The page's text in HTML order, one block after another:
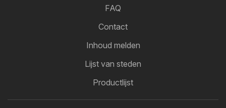
FAQ
Contact
Inhoud melden
Lijst van steden
Productlijst